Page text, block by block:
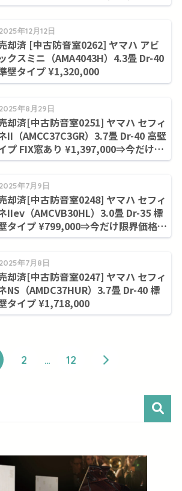
限界価格！春の特別セール¥781,000
2025年12月12日
却済 [中古防音室0262] ヤマハ アビ
クスミニ（AMA4043H）4.3畳 Dr-40
壁タイプ ¥1,320,000
2025年8月29日
却済[中古防音室0251] ヤマハ セフィ
II（AMCC37C3GR）3.7畳 Dr-40 高壁
プ FIX窓あり ¥1,397,000⇒今だけ限
格！春の特別セール¥1,061,500
2025年7月9日
却済[中古防音室0248] ヤマハ セフィ
IIev（AMCVB30HL）3.0畳 Dr-35 標
タイプ ¥799,000⇒今だけ限界価格！
特別セール¥501,600
2025年7月8日
却済[中古防音室0247] ヤマハ セフィ
NS（AMDC37HUR）3.7畳 Dr-40 標
タイプ ¥1,718,000
2 … 12